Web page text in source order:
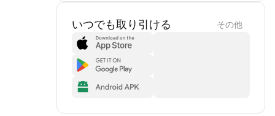
いつでも取り引ける その他